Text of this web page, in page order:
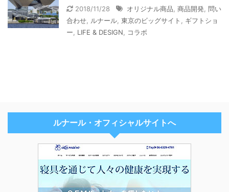
2018/11/28 オリジナル商品 商品開発
問い
合わせ
ルナール 東京のビッグサイト
ギフトショ
ー
LIFE & DESIGN コラボ
ルナール・オフィシャルサイトへ